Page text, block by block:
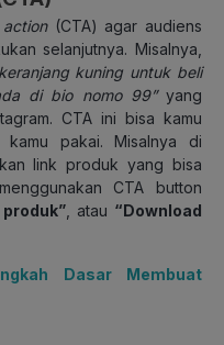
(CTA) agar audiens
selanjutnya. Misalnya,
kuning untuk beli
di bio nomo 99”yang
CTA ini bisa kamu
pakai. Misalnya di
link produk yang bisa
CTA button
, atau “Download
Dasar Membuat